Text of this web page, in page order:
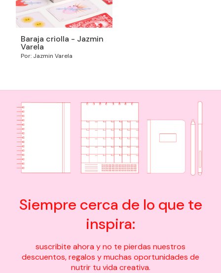
Baraja criolla - Jazmin
Varela
Por: Jazmin Varela
Siempre cerca de lo que te
inspira:
suscribite ahora y no te pierdas nuestros
descuentos, regalos y muchas oportunidades de
nutrir tu vida creativa.